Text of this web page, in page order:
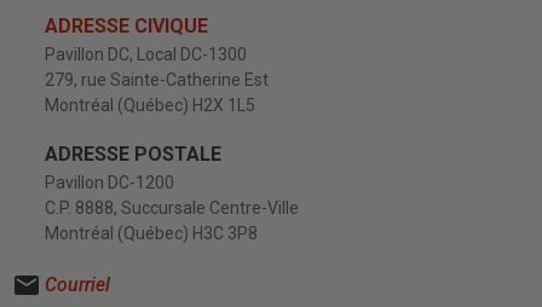
ADRESSE CIVIQUE
Pavillon DC, Local DC-1300
279, rue Sainte-Catherine Est
Montréal (Québec) H2X 1L5
ADRESSE POSTALE
Pavillon DC-1200
C.P. 8888, Succursale Centre-Ville
Montréal (Québec) H3C 3P8
Courriel